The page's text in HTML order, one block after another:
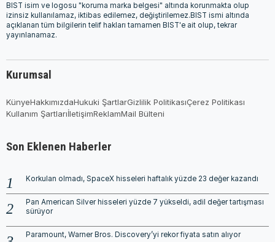
BIST isim ve logosu "koruma marka belgesi" altında korunmakta olup
izinsiz kullanılamaz, iktibas edilemez, değiştirilemez.BIST ismi altında
açıklanan tüm bilgilerin telif hakları tamamen BIST'e ait olup, tekrar
yayınlanamaz.
Kurumsal
KünyeHakkımızdaHukuki ŞartlarGizlilik PolitikasıÇerez Politikası
Kullanım ŞartlarıİletişimReklamMail Bülteni
Son Eklenen Haberler
Korkulan olmadı, SpaceX hisseleri haftalık yüzde 23 değer kazandı
Pan American Silver hisseleri yüzde 7 yükseldi, adil değer tartışması
sürüyor
Paramount, Warner Bros. Discovery’yi rekor fiyata satın alıyor